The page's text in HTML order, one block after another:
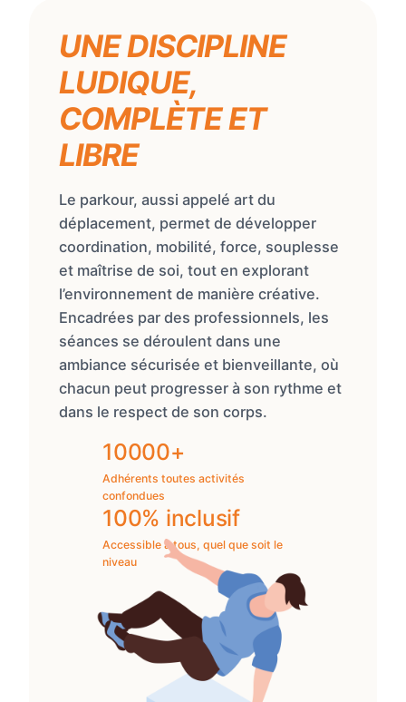
UNE DISCIPLINE
LUDIQUE,
COMPLÈTE ET
LIBRE
Le parkour, aussi appelé art du
déplacement, permet de développer
coordination, mobilité, force, souplesse
et maîtrise de soi, tout en explorant
l’environnement de manière créative.
Encadrées par des professionnels, les
séances se déroulent dans une
ambiance sécurisée et bienveillante, où
chacun peut progresser à son rythme et
dans le respect de son corps.
10000+
Adhérents toutes activités
confondues
100% inclusif
Accessible à tous, quel que soit le
niveau